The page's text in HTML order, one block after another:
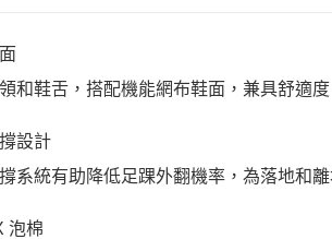
和鞋舌，搭配機能網布鞋面，兼具舒適
設計
系統有助降低足踝外翻機率，為落地和
泡棉